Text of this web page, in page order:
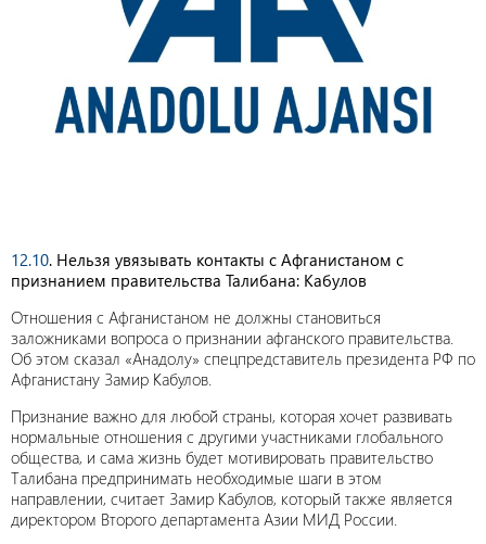
12.10. Нельзя увязывать контакты с Афганистаном с
признанием правительства Талибана: Кабулов
Отношения с Афганистаном не должны становиться
заложниками вопроса о признании афганского правительства.
Об этом сказал «Анадолу» спецпредставитель президента РФ по
Афганистану Замир Кабулов.
Признание важно для любой страны, которая хочет развивать
нормальные отношения с другими участниками глобального
общества, и сама жизнь будет мотивировать правительство
Талибана предпринимать необходимые шаги в этом
направлении, считает Замир Кабулов, который также является
директором Второго департамента Азии МИД России.